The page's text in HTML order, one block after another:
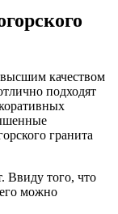
качеством
подходят
гранита
Ввиду того, что
можно